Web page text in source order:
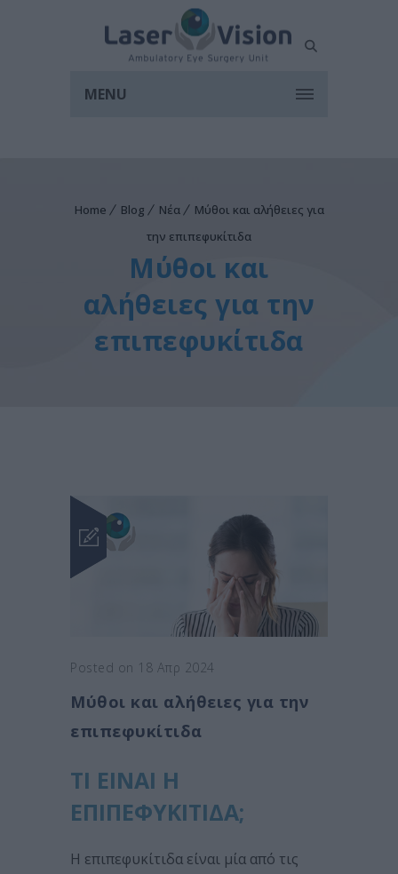
MENU
Home Blog Νέα
Μύθοι και αλήθειες για
την επιπεφυκίτιδα
Μύθοι και
αλήθειες για την
επιπεφυκίτιδα
Posted on 18 Απρ 2024
Μύθοι και αλήθειες για την
επιπεφυκίτιδα
ΤΙ ΕΙΝΑΙ Η
ΕΠΙΠΕΦΥΚΙΤΙΔΑ;
Η επιπεφυκίτιδα είναι μία από τις